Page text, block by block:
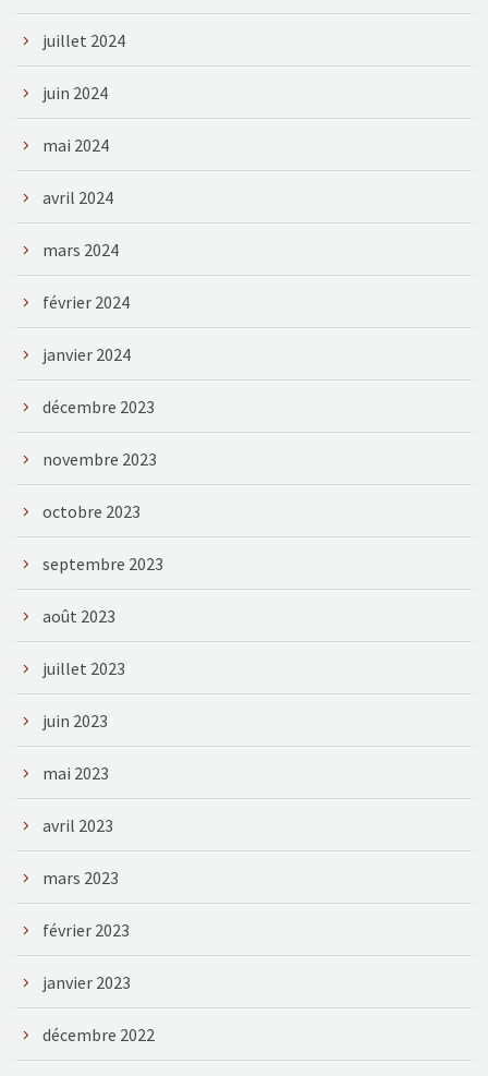
juillet 2024
juin 2024
mai 2024
avril 2024
mars 2024
février 2024
janvier 2024
décembre 2023
novembre 2023
octobre 2023
septembre 2023
août 2023
juillet 2023
juin 2023
mai 2023
avril 2023
mars 2023
février 2023
janvier 2023
décembre 2022